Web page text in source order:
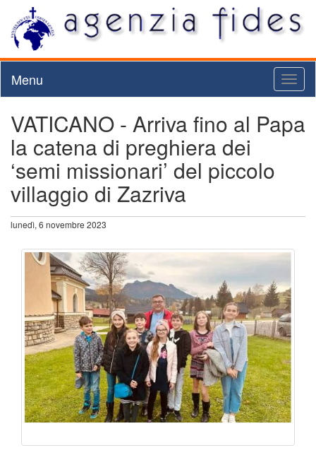
Menu
VATICANO - Arriva fino al Papa
la catena di preghiera dei
‘semi missionari’ del piccolo
villaggio di Zazriva
lunedì, 6 novembre 2023